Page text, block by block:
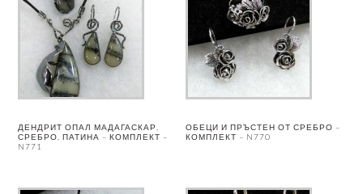
ДЕНДРИТ ОПАЛ МАДАГАСКАР,
СРЕБРО, ПАТИНА – КОМПЛЕКТ –
N771
ОБЕЦИ И ПРЪСТЕН ОТ СРЕБРО –
КОМПЛЕКТ – N770